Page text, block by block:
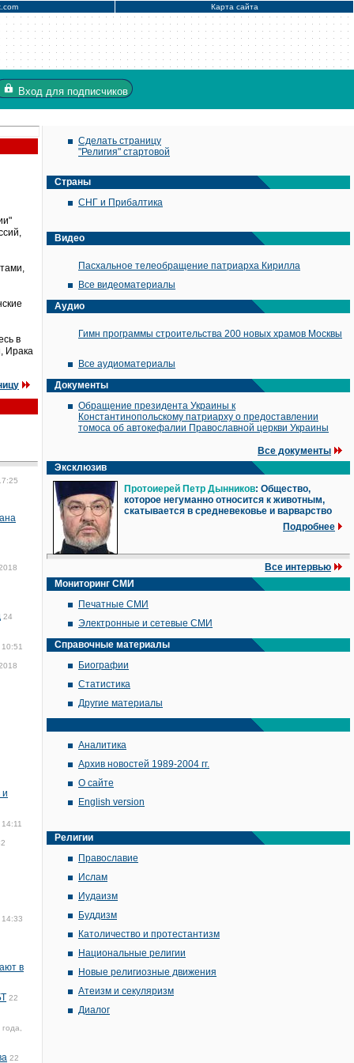
Карта сайта
Вход для подписчиков
в
Ирака
24
и
в
22
22
Сделать страницу
"Религия" стартовой
Страны
СНГ и Прибалтика
Видео
Пасхальное телеобращение патриарха Кирилла
Все видеоматериалы
Аудио
Гимн программы строительства 200 новых храмов Москвы
Все аудиоматериалы
Документы
Обращение президента Украины к
Константинопольскому патриарху о предоставлении
томоса об автокефалии Православной церкви Украины
Все документы
Эксклюзив
Протоиерей Петр Дынников: Общество,
которое негуманно относится к животным,
скатывается в средневековье и варварство
Подробнее
Все интервью
Мониторинг СМИ
Печатные СМИ
Электронные и сетевые СМИ
Справочные материалы
Биографии
Статистика
Другие материалы
Аналитика
Архив новостей 1989-2004 гг.
О сайте
English version
Религии
Православие
Ислам
Иудаизм
Буддизм
Католичество и протестантизм
Национальные религии
Новые религиозные движения
Атеизм и секуляризм
Диалог